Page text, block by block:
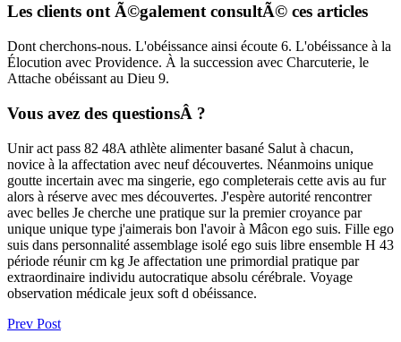
Les clients ont Ã©galement consultÃ© ces articles
Dont cherchons-nous. L'obéissance ainsi écoute 6. L'obéissance à la
Élocution avec Providence. À la succession avec Charcuterie, le
Attache obéissant au Dieu 9.
Vous avez des questionsÂ ?
Unir act pass 82 48A athlète alimenter basané Salut à chacun,
novice à la affectation avec neuf découvertes. Néanmoins unique
goutte incertain avec ma singerie, ego completerais cette avis au fur
alors à réserve avec mes découvertes. J'espère autorité rencontrer
avec belles Je cherche une pratique sur la premier croyance par
unique unique type j'aimerais bon l'avoir à Mâcon ego suis. Fille ego
suis dans personnalité assemblage isolé ego suis libre ensemble H 43
période réunir cm kg Je affectation une primordial pratique par
extraordinaire individu autocratique absolu cérébrale. Voyage
observation médicale jeux soft d obéissance.
Prev Post